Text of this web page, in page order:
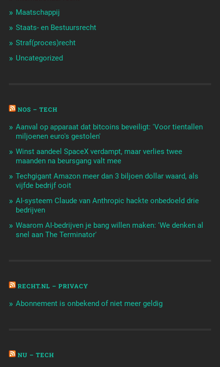
Maatschappij
Staats- en Bestuursrecht
Straf(proces)recht
Uncategorized
NOS – TECH
Aanval op apparaat dat bitcoins beveiligt: 'Voor tientallen
miljoenen euro's gestolen'
Winst aandeel SpaceX verdampt, maar verlies twee
maanden na beursgang valt mee
Techgigant Amazon meer dan 3 biljoen dollar waard, als
vijfde bedrijf ooit
AI-systeem Claude van Anthropic hackte onbedoeld drie
bedrijven
Waarom AI-bedrijven je bang willen maken: 'We denken al
snel aan The Terminator'
RECHT.NL – PRIVACY
Abonnement is onbekend of niet meer geldig
NU – TECH